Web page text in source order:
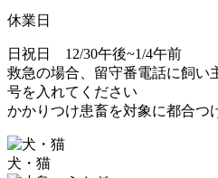
休業日
日祝日 12/30午後~1/4午前
救急の場合、留守番電話に飼い
号を入れてください
かかりつけ患畜を対象に都合つ
犬・猫